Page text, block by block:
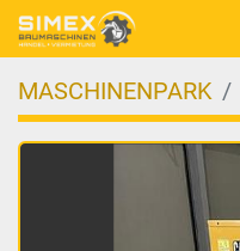
MASCHINENPARK